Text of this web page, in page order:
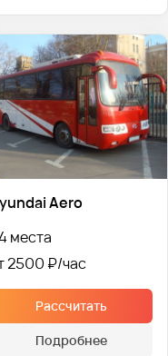
Aero
места
2500 ₽
Рассчитать
Подробнее